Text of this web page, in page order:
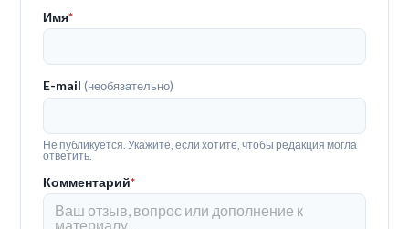
Имя*
E-mail(необязательно)
Не публикуется. Укажите, если хотите, чтобы редакция могла
ответить.
Комментарий*